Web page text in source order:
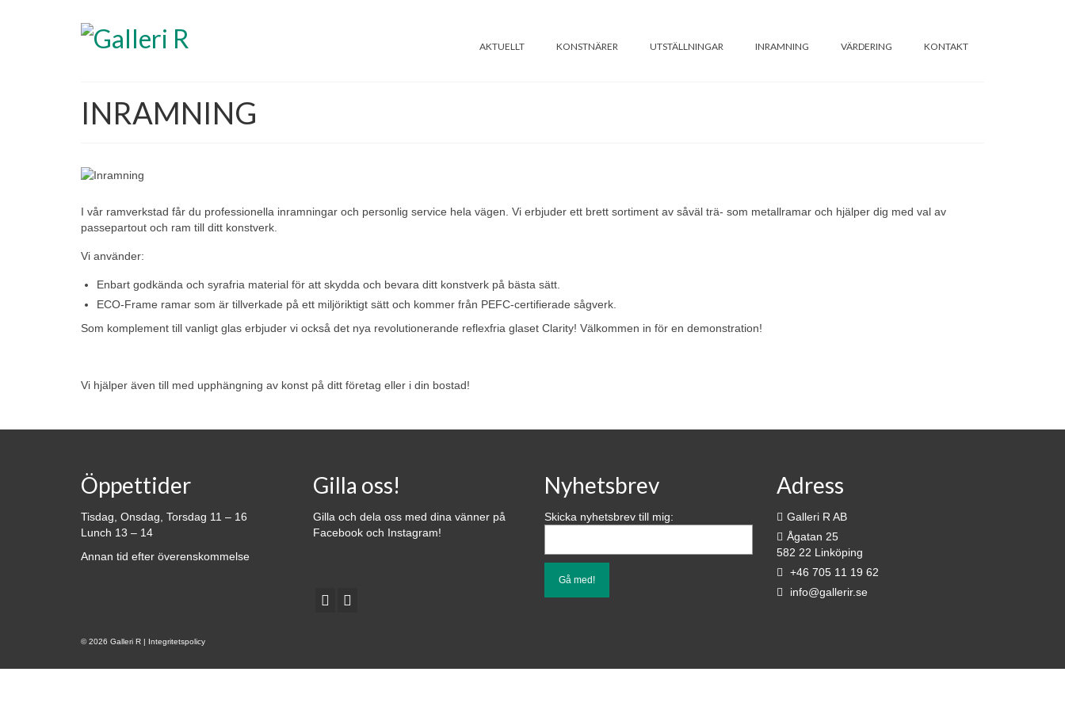
AKTUELLT KONSTNÄRER UTSTÄLLNINGAR INRAMNING VÄRDERING KONTAKT
INRAMNING
I vår ramverkstad får du professionella inramningar och personlig service hela vägen. Vi erbjuder ett brett sortiment av såväl trä- som metallramar och hjälper dig med val av
passepartout och ram till ditt konstverk.
Vi använder:
Enbart godkända och syrafria material för att skydda och bevara ditt konstverk på bästa sätt.
ECO-Frame ramar som är tillverkade på ett miljöriktigt sätt och kommer från PEFC-certifierade sågverk.
Som komplement till vanligt glas erbjuder vi också det nya revolutionerande reflexfria glaset Clarity! Välkommen in för en demonstration!
Vi hjälper även till med upphängning av konst på ditt företag eller i din bostad!
Öppettider
Tisdag, Onsdag, Torsdag 11 – 16
Lunch 13 – 14
Annan tid efter överenskommelse
Gilla oss!
Gilla och dela oss med dina vänner på
Facebook och Instagram!
Nyhetsbrev
Skicka nyhetsbrev till mig:
Adress
Galleri R AB
Ågatan 25
582 22 Linköping
+46 705 11 19 62
info@gallerir.se
© 2026 Galleri R | Integritetspolicy